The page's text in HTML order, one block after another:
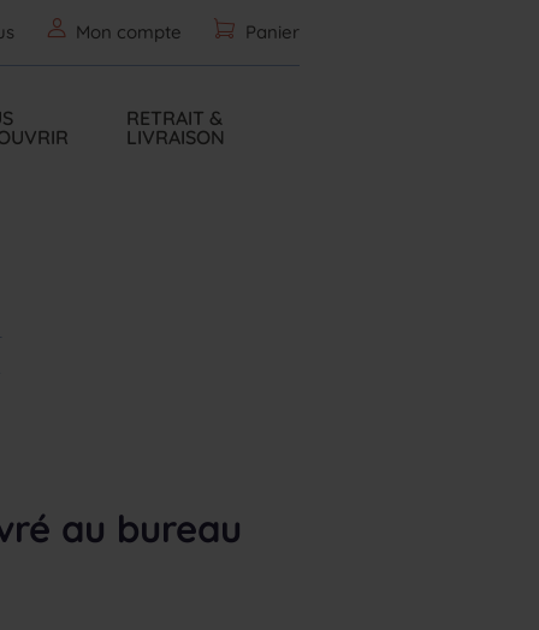
Mon compte Panier
RETRAIT &
LIVRAISON
au bureau